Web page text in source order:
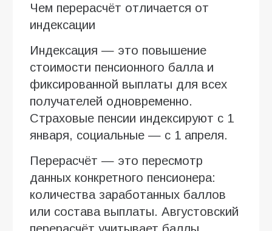
Чем перерасчёт отличается от
индексации
Индексация — это повышение
стоимости пенсионного балла и
фиксированной выплаты для всех
получателей одновременно.
Страховые пенсии индексируют с 1
января, социальные — с 1 апреля.
Перерасчёт — это пересмотр
данных конкретного пенсионера:
количества заработанных баллов
или состава выплаты. Августовский